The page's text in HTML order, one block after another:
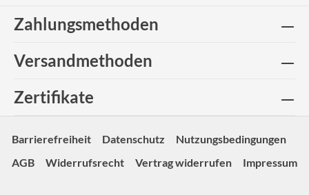
Zahlungsmethoden
Versandmethoden
Zertifikate
Barrierefreiheit Datenschutz
Nutzungsbedingungen
AGB
Widerrufsrecht Vertrag widerrufen Impressum